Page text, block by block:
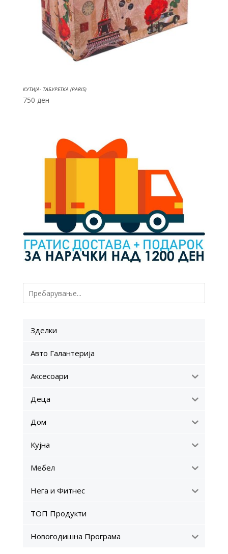
КУТИЈА- ТАБУРЕТКА (PARIS)
750 ден
Зделки
Авто Галантерија
Аксесоари
Деца
Дом
Кујна
Мебел
Нега и Фитнес
ТОП Продукти
Новогодишна Програма